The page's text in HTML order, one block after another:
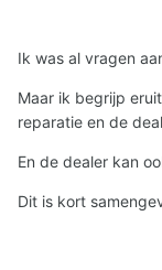
Ik was al vragen
Maar ik begrijp
reparatie en de
En de dealer kan
Dit is kort